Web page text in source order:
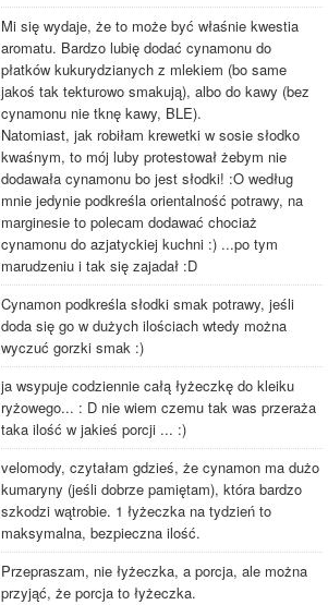
Mi się wydaje, że to może być właśnie kwestia
aromatu. Bardzo lubię dodać cynamonu do
płatków kukurydzianych z mlekiem (bo same
jakoś tak tekturowo smakują), albo do kawy (bez
cynamonu nie tknę kawy, BLE).
Natomiast, jak robiłam krewetki w sosie słodko
kwaśnym, to mój luby protestował żebym nie
dodawała cynamonu bo jest słodki! :O według
mnie jedynie podkreśla orientalność potrawy, na
marginesie to polecam dodawać chociaż
cynamonu do azjatyckiej kuchni :) ...po tym
marudzeniu i tak się zajadał :D
Cynamon podkreśla słodki smak potrawy, jeśli
doda się go w dużych ilościach wtedy można
wyczuć gorzki smak :)
ja wsypuje codziennie całą łyżeczkę do kleiku
ryżowego... : D nie wiem czemu tak was przeraża
taka ilość w jakieś porcji ... :)
velomody, czytałam gdzieś, że cynamon ma dużo
kumaryny (jeśli dobrze pamiętam), która bardzo
szkodzi wątrobie. 1 łyżeczka na tydzień to
maksymalna, bezpieczna ilość.
Przepraszam, nie łyżeczka, a porcja, ale można
przyjąć, że porcja to łyżeczka.